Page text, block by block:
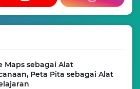
Maps sebagai Alat
Peta Pita sebagai Alat